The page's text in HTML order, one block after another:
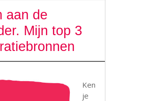
aan de
Mijn top 3
Ken
je